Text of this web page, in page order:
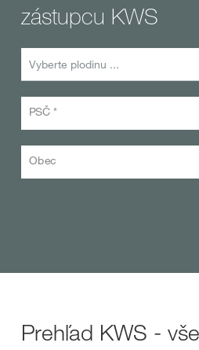
zástupcu KWS
Vyberte plodinu ...
PSČ *
Obec
Prehľad KWS -